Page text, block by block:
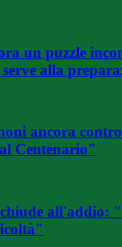
un puzzle
alla
ancora
Centenario"
all'addio: